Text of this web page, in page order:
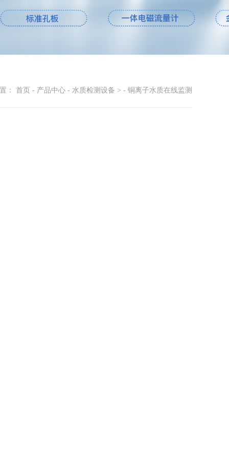
： 首页 - 产品中心 - 水质检测设备 > - 铜离子水质在线监测